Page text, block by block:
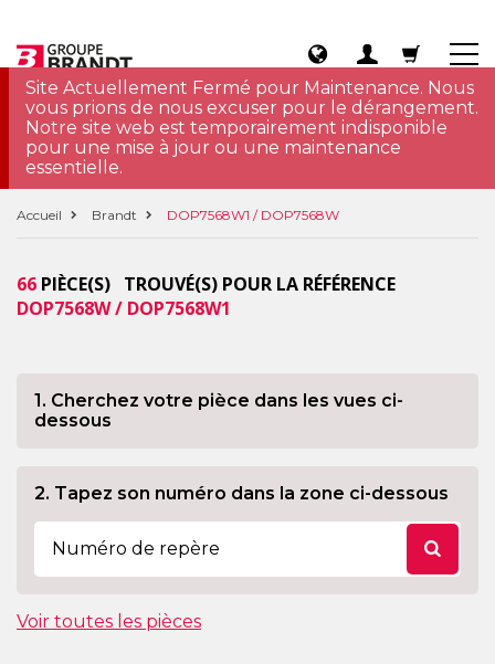
Site Actuellement Fermé pour Maintenance. Nous
vous prions de nous excuser pour le dérangement.
Notre site web est temporairement indisponible
pour une mise à jour ou une maintenance
essentielle.
Accueil Brandt DOP7568W1 / DOP7568W
66 PIÈCE(S) TROUVÉ(S) POUR LA RÉFÉRENCE
DOP7568W / DOP7568W1
1. Cherchez votre pièce dans les vues ci-
dessous
2. Tapez son numéro dans la zone ci-dessous
Voir toutes les pièces